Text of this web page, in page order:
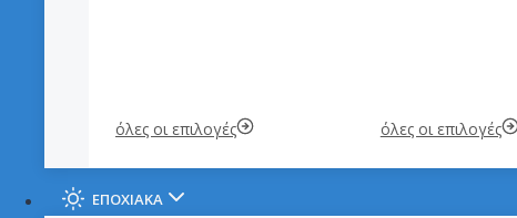
όλες οι επιλογές όλες οι επιλογές
ΕΠΟΧΙΑΚΑ